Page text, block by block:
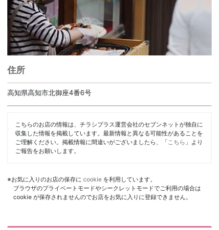
住所
高知県高知市北御座4番6号
こちらのお店の情報は、チラシプラス運営会社のセブンネットが独自に
収集した情報を掲載しています。最新情報と異なる可能性があることを
ご理解ください。掲載情報に間違いがございましたら、「 こちら 」より
ご報告をお願いします。
※お気に入りのお店の保存に cookie を利用しています。
ブラウザのプライベートモードやシークレットモードでご利用の場合は
cookie が保存されませんのでお店をお気に入りに登録できません。